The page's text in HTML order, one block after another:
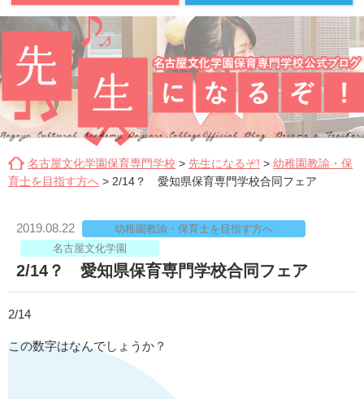
名古屋文化学園保育専門学校 > 先生になるぞ! > 幼稚園教諭・保
育士を目指す方へ > 2/14？ 愛知県保育専門学校合同フェア
2019.08.22
幼稚園教諭・保育士を目指す方へ
名古屋文化学園
2/14？ 愛知県保育専門学校合同フェア
2/14
この数字はなんでしょうか？